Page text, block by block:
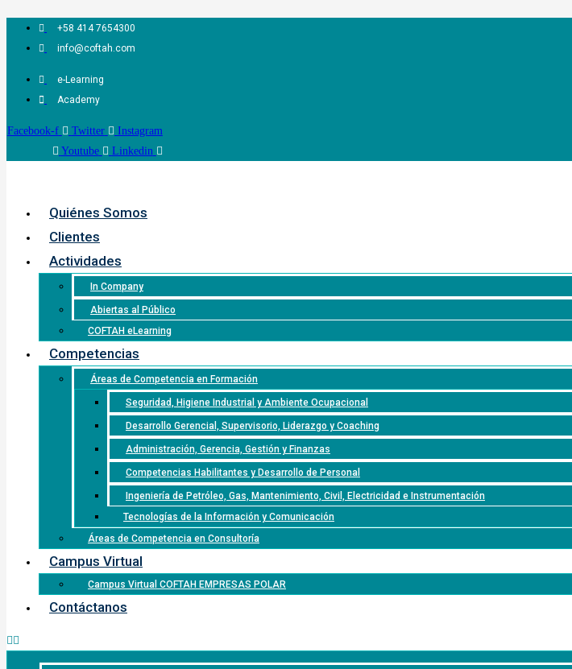
Ir
contenido
+58 414 7654300
info@coftah.com
e-Learning
Academy
Facebook-f Twitter
Instagram
Youtube
Linkedin
Quiénes Somos
Clientes
Actividades
In Company
Abiertas al Público
COFTAH eLearning
Competencias
Áreas de Competencia en Formación
Seguridad, Higiene Industrial y Ambiente Ocupacional
Desarrollo Gerencial, Supervisorio, Liderazgo y Coaching
Administración, Gerencia, Gestión y Finanzas
Competencias Habilitantes y Desarrollo de Personal
Ingeniería de Petróleo, Gas, Mantenimiento, Civil, Electricidad e Instrumentación
Tecnologías de la Información y Comunicación
Áreas de Competencia en Consultoría
Campus Virtual
Campus Virtual COFTAH EMPRESAS POLAR
Contáctanos